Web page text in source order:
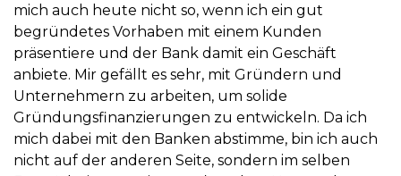
mich auch heute nicht so, wenn ich ein gut
begründetes Vorhaben mit einem Kunden
präsentiere und der Bank damit ein Geschäft
anbiete. Mir gefällt es sehr, mit Gründern und
Unternehmern zu arbeiten, um solide
Gründungsfinanzierungen zu entwickeln. Da ich
mich dabei mit den Banken abstimme, bin ich auch
nicht auf der anderen Seite, sondern im selben